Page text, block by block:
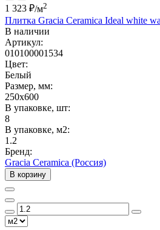
1 323 ₽/м2
Плитка Gracia Ceramica Ideal white
В наличии
Артикул:
010100001534
Цвет:
Белый
Размер, мм:
250x600
В упаковке, шт:
8
В упаковке, м2:
1.2
Бренд:
Gracia Ceramica (Россия)
В корзину